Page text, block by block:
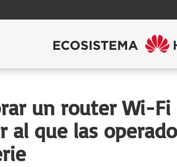
un router Wi-
al que las